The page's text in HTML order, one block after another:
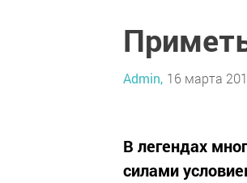
Admin, 16 марта
В легендах
силами